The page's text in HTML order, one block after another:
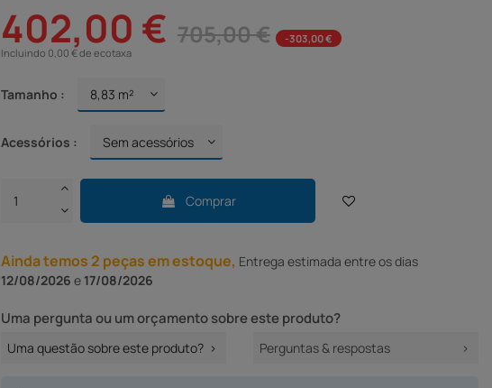
402,00 € 705,00 €
-303,00 €
Incluindo 0,00 € de ecotaxa
Tamanho :
Acessórios :
Comprar
Ainda temos 2 peças em estoque, Entrega estimada entre os dias
12/08/2026 e 17/08/2026
Uma pergunta ou um orçamento sobre este produto?
Uma questão sobre este produto? Perguntas & respostas